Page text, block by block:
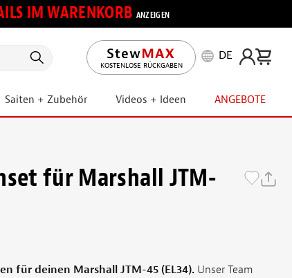
IM WARENKORB ANZEIGEN
KOSTENLOSE RÜCKGABEN
DE
Saiten + Zubehör Videos + Ideen ANGEBOTE
für Marshall JTM-
für deinen Marshall JTM-45 (EL34).Unser Team